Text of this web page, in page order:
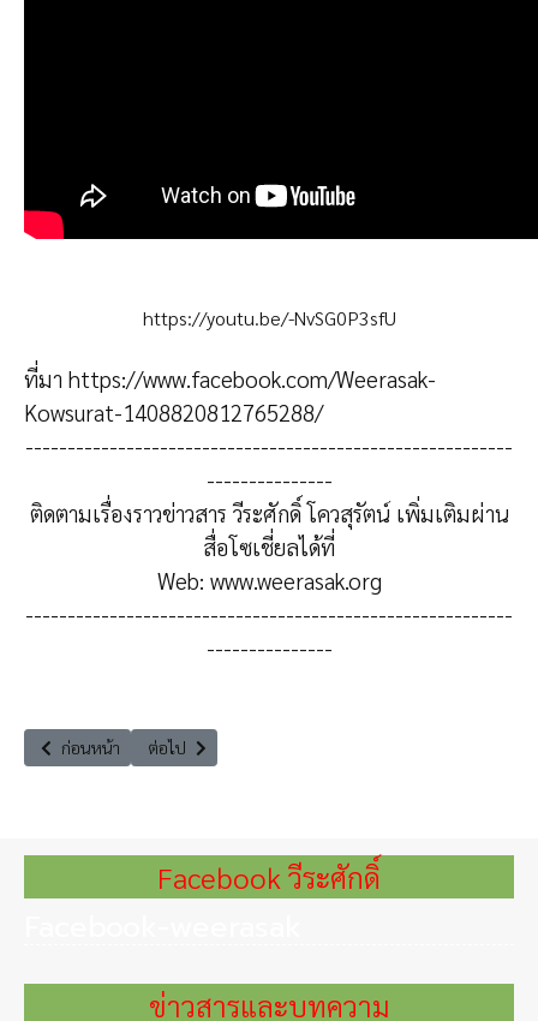
https://youtu.be/-NvSG0P3sfU
ที่มา https://www.facebook.com/Weerasak-
Kowsurat-1408820812765288/
----------------------------------------------------------
---------------
ติดตามเรื่องราวข่าวสาร วีระศักดิ์ โควสุรัตน์ เพิ่มเติมผ่าน
สื่อโซเชี่ยลได้ที่
Web: www.weerasak.org
----------------------------------------------------------
---------------
เนื้อหาก่อนหน้า: Law Talk กับ สว. ตอน ทำไม ต้องปฏิรูปตำรวจ
ก่อนหน้า เนื้อหาถัดไป: สัมภาษณ์ออกอากาศ ทางสถานีวิทยุรัฐสภาเรื่
ต่อไป
Facebook วีระศักดิ์
ข่าวสารและบทความ